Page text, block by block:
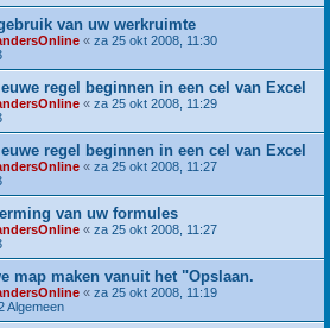
van uw werkruimte
« za 25 okt 2008, 11:30
regel beginnen in een cel van Excel
« za 25 okt 2008, 11:29
regel beginnen in een cel van Excel
« za 25 okt 2008, 11:27
van uw formules
« za 25 okt 2008, 11:27
map maken vanuit het "Opslaan.
« za 25 okt 2008, 11:19
Algemeen